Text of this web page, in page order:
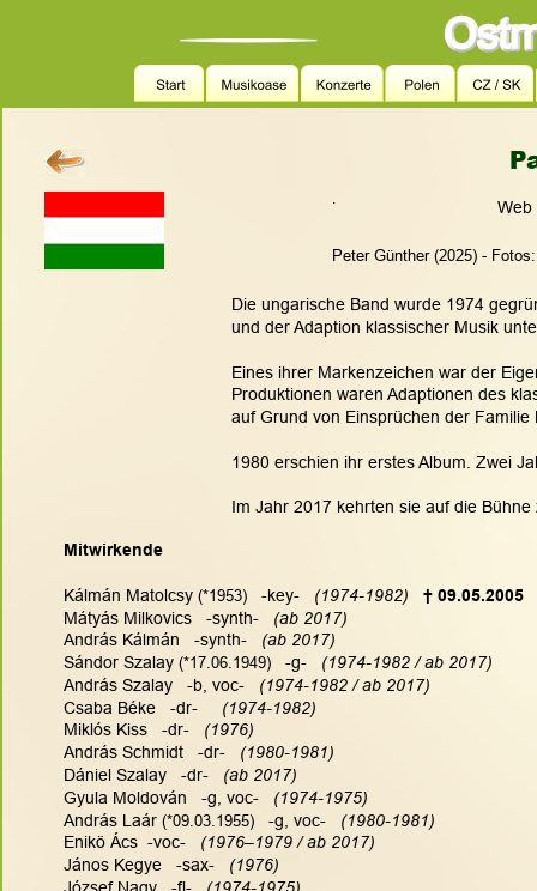
Peter Günther (2025) -
.
Die ungarische Band wurde 1974
und der Adaption klassischer Musik
Eines ihrer Markenzeichen war der
Produktionen waren Adaptionen des
auf Grund von Einsprüchen der
1980 erschien ihr erstes Album. Zwei
Im Jahr 2017 kehrten sie auf die
Mitwirkende
Kálmán Matolcsy (*1953)
   -key-
(1974-1982)
† 09.05.2005
Mátyás Milkovics   -synth- (ab 2017)
András Kálmán   -synth- (ab 2017)
Sándor Szalay (*17.06.1949)
   -g-
(1974-1982 / ab 2017)
András Szalay
   -b, voc-
(1974-1982 / ab 2017)
Csaba Béke   -dr- (1974-1982)
Miklós Kiss   -dr-
(1976)
András Schmidt   -dr-
  (1980-1981)
Dániel Szalay   -dr-
  (ab 2017)
Gyula Moldován   -g, voc-
  (1974-1975)
András Laár (*09.03.1955)
   -g, voc-
(1980-1981)
Enikö Ács  -voc- (1976–1979 / ab 2017)
János Kegye   -sax- (1976)